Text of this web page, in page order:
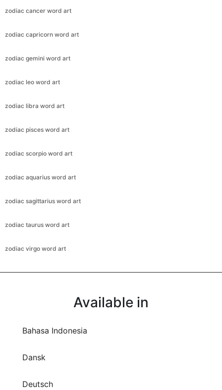
zodiac cancer word art
zodiac capricorn word art
zodiac gemini word art
zodiac leo word art
zodiac libra word art
zodiac pisces word art
zodiac scorpio word art
zodiac aquarius word art
zodiac sagittarius word art
zodiac taurus word art
zodiac virgo word art
Available in
Bahasa Indonesia
Dansk
Deutsch